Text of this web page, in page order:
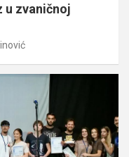
u zvaničnoj